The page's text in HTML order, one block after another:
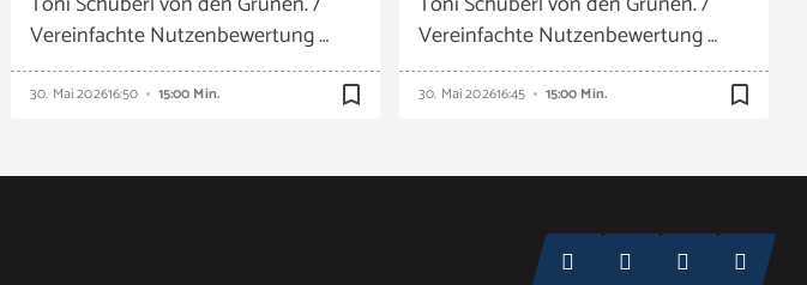
Vereinfachte Nutzenbewertung …
30. Mai 202616:50 15:00 Min. bookmark_border
Vereinfachte Nutzenbewertung …
30. Mai 202616:45 15:00 Min. bookmark_border